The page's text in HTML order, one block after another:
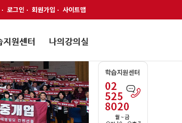
로그인 회원가입 사이트맵